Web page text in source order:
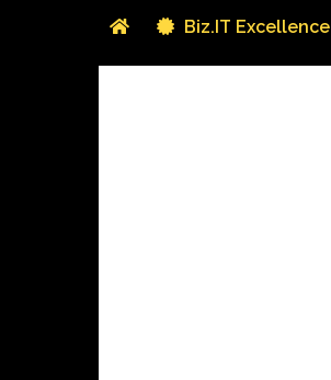
Biz.IT Excellence